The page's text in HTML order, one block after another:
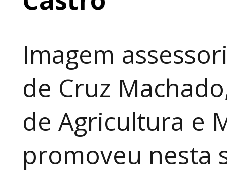
Imagem
de Cruz
de Agricultura e
promoveu nesta